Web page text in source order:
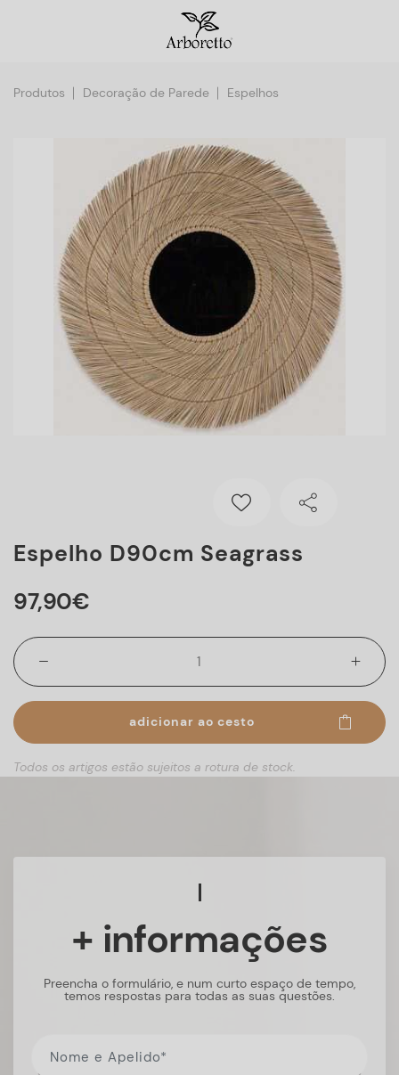
Produtos Decoração de Parede Espelhos
Espelho D90cm Seagrass
97,90€
adicionar ao cesto
Todos os artigos estão sujeitos a rotura de stock.
+ informações
Preencha o formulário, e num curto espaço de tempo,
temos respostas para todas as suas questões.